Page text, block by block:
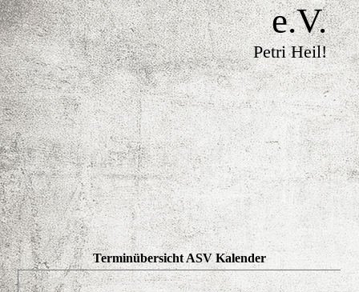
e.V.
Petri Heil!
Terminübersicht ASV Kalender